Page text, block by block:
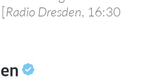
Radio Dresden, 16:30